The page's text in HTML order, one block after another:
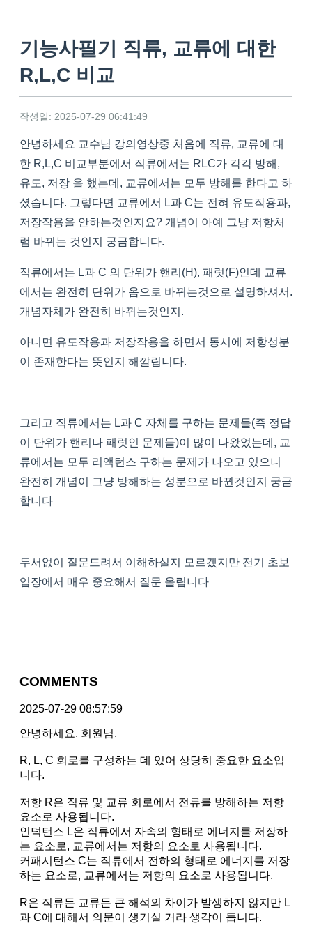
기능사필기 직류, 교류에 대한
R,L,C 비교
작성일: 2025-07-29 06:41:49
안녕하세요 교수님 강의영상중 처음에 직류, 교류에 대
한 R,L,C 비교부분에서 직류에서는 RLC가 각각 방해,
유도, 저장 을 했는데, 교류에서는 모두 방해를 한다고 하
셨습니다. 그렇다면 교류에서 L과 C는 전혀 유도작용과,
저장작용을 안하는것인지요? 개념이 아예 그냥 저항처
럼 바뀌는 것인지 궁금합니다.
직류에서는 L과 C 의 단위가 핸리(H), 패럿(F)인데 교류
에서는 완전히 단위가 옴으로 바뀌는것으로 설명하셔서.
개념자체가 완전히 바뀌는것인지.
아니면 유도작용과 저장작용을 하면서 동시에 저항성분
이 존재한다는 뜻인지 해깔립니다.
그리고 직류에서는 L과 C 자체를 구하는 문제들(즉 정답
이 단위가 핸리나 패럿인 문제들)이 많이 나왔었는데, 교
류에서는 모두 리액턴스 구하는 문제가 나오고 있으니
완전히 개념이 그냥 방해하는 성분으로 바뀐것인지 궁금
합니다
두서없이 질문드려서 이해하실지 모르겠지만 전기 초보
입장에서 매우 중요해서 질문 올립니다
COMMENTS
2025-07-29 08:57:59
안녕하세요. 회원님.
R, L, C 회로를 구성하는 데 있어 상당히 중요한 요소입
니다.
저항 R은 직류 및 교류 회로에서 전류를 방해하는 저항
요소로 사용됩니다.
인덕턴스 L은 직류에서 자속의 형태로 에너지를 저장하
는 요소로, 교류에서는 저항의 요소로 사용됩니다.
커패시턴스 C는 직류에서 전하의 형태로 에너지를 저장
하는 요소로, 교류에서는 저항의 요소로 사용됩니다.
R은 직류든 교류든 큰 해석의 차이가 발생하지 않지만 L
과 C에 대해서 의문이 생기실 거라 생각이 듭니다.